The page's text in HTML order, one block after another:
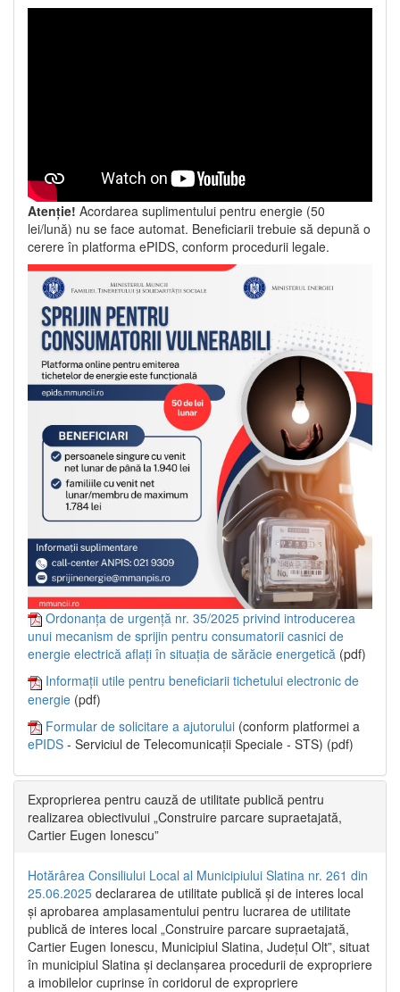
Atenție! Acordarea suplimentului pentru energie (50
lei/lună) nu se face automat. Beneficiarii trebuie să depună o
cerere în platforma ePIDS, conform procedurii legale.
Ordonanța de urgență nr. 35/2025 privind introducerea
unui mecanism de sprijin pentru consumatorii casnici de
energie electrică aflați în situația de sărăcie energetică (pdf)
Informații utile pentru beneficiarii tichetului electronic de
energie (pdf)
Formular de solicitare a ajutorului (conform platformei a
ePIDS - Serviciul de Telecomunicații Speciale - STS) (pdf)
Exproprierea pentru cauză de utilitate publică pentru
realizarea obiectivului „Construire parcare supraetajată,
Cartier Eugen Ionescu”
Hotărârea Consiliului Local al Municipiului Slatina nr. 261 din
25.06.2025 declararea de utilitate publică și de interes local
și aprobarea amplasamentului pentru lucrarea de utilitate
publică de interes local „Construire parcare supraetajată,
Cartier Eugen Ionescu, Municipiul Slatina, Județul Olt”, situat
în municipiul Slatina și declanșarea procedurii de expropriere
a imobilelor cuprinse în coridorul de expropriere